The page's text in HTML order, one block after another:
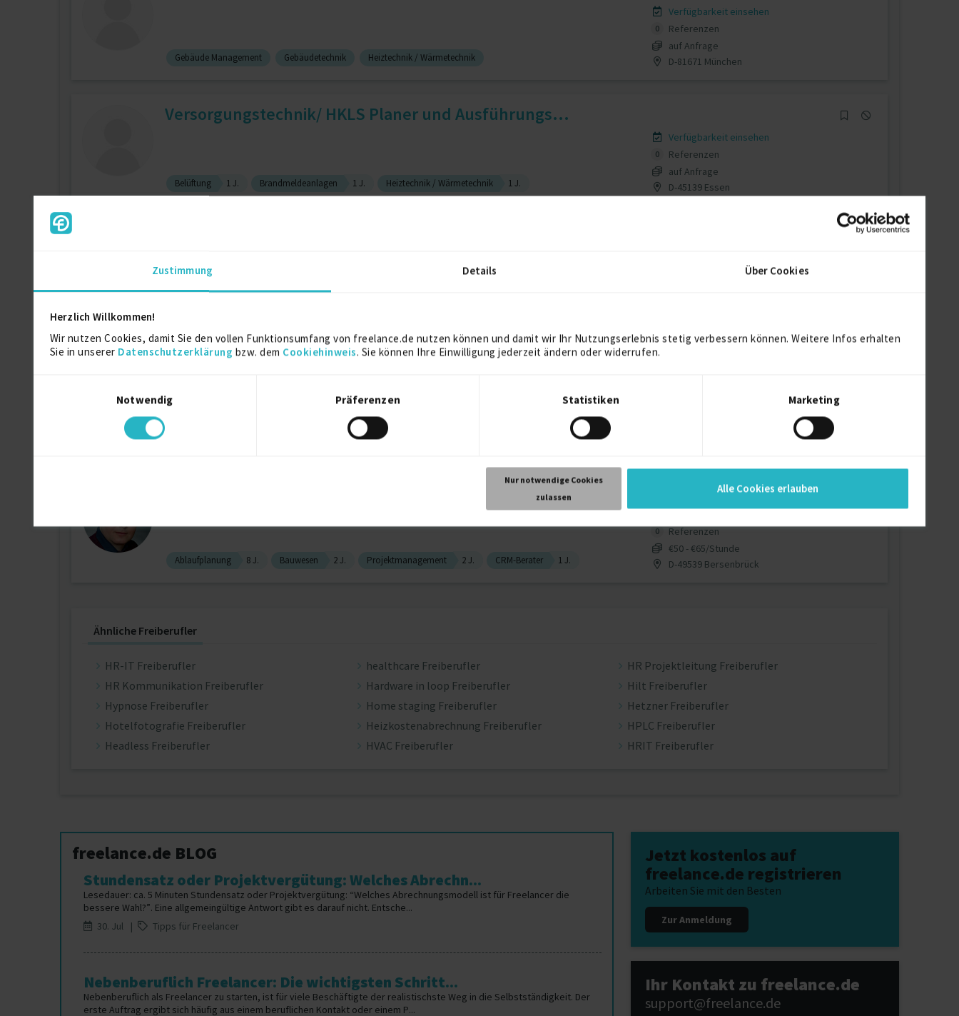
Zustimmung Details Über Cookies
Herzlich Willkommen!
Wir nutzen Cookies, damit Sie den vollen Funktionsumfang von freelance.de nutzen können und damit wir Ihr Nutzungserlebnis stetig verbessern können. Weitere Infos erhalten
Sie in unserer Datenschutzerklärung bzw. dem Cookiehinweis. Sie können Ihre Einwilligung jederzeit ändern oder widerrufen.
Notwendig
Präferenzen Statistiken Marketing
Nur notwendige Cookies
zulassen
Alle Cookies erlauben
Gebäude Management Gebäudetechnik Heiztechnik / Wärmetechnik
Verfügbarkeit einsehen
0
Referenzen
auf Anfrage
D-81671 München
Versorgungstechnik/ HKLS Planer und Ausführungs...
Belüftung 1 J. Brandmeldeanlagen 1 J. Heiztechnik / Wärmetechnik 1 J.
Verfügbarkeit einsehen
0
Referenzen
auf Anfrage
D-45139 Essen
Verfügbarkeit einsehen
Bauleiter / Objektüberwacher TGA
Belüftung
TGA-Planer & CAD-Konstrukteur für Energieeffizienz
Ablaufplanung 8 J. Bauwesen 2 J. Projektmanagement 2 J. CRM-Berater 1 J.
0
Referenzen
€50 - €65/Stunde
D-49539 Bersenbrück
Ähnliche Freiberufler
HR-IT Freiberufler healthcare Freiberufler
HR Projektleitung Freiberufler
HR Kommunikation Freiberufler
Hardware in loop Freiberufler
Hilt Freiberufler
Hypnose Freiberufler
Home staging Freiberufler
Hetzner Freiberufler
Hotelfotografie Freiberufler
Heizkostenabrechnung Freiberufler
HPLC Freiberufler
Headless Freiberufler
HVAC Freiberufler HRIT Freiberufler
freelance.de BLOG
Stundensatz oder Projektvergütung: Welches Abrechn...
Lesedauer: ca. 5 Minuten Stundensatz oder Projektvergütung: “Welches Abrechnungsmodell ist für Freelancer die
bessere Wahl?”. Eine allgemeingültige Antwort gibt es darauf nicht. Entsche...
30. Jul |
Tipps für Freelancer
Nebenberuflich Freelancer: Die wichtigsten Schritt...
Nebenberuflich als Freelancer zu starten, ist für viele Beschäftigte der realistischste Weg in die Selbstständigkeit. Der
erste Auftrag ergibt sich häufig aus einem beruflichen Kontakt oder einem P...
Jetzt kostenlos auf
freelance.de registrieren
Arbeiten Sie mit den Besten
Zur Anmeldung
Ihr Kontakt zu freelance.de
support@freelance.de